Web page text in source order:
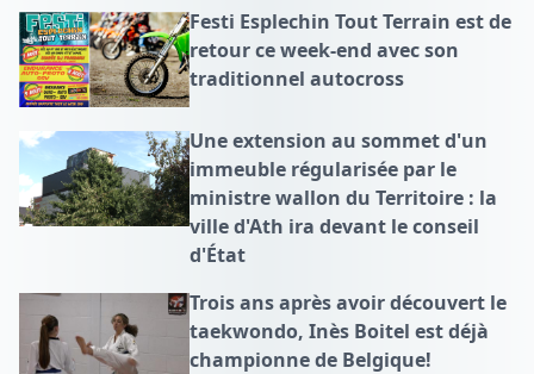
Festi Esplechin Tout Terrain est de
retour ce week-end avec son
traditionnel autocross
Une extension au sommet d'un
immeuble régularisée par le
ministre wallon du Territoire : la
ville d'Ath ira devant le conseil
d'État
Trois ans après avoir découvert le
taekwondo, Inès Boitel est déjà
championne de Belgique!